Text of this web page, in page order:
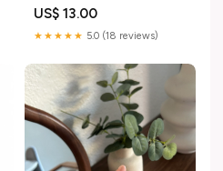
US$ 13.00
★★★★★ 5.0 (18 reviews)